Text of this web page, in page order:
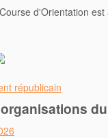
d'Orientation est
républicain